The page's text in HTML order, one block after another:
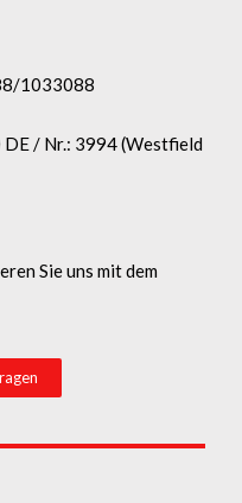
1033088
/ Nr.: 3994 (Westfield
Sie uns mit dem